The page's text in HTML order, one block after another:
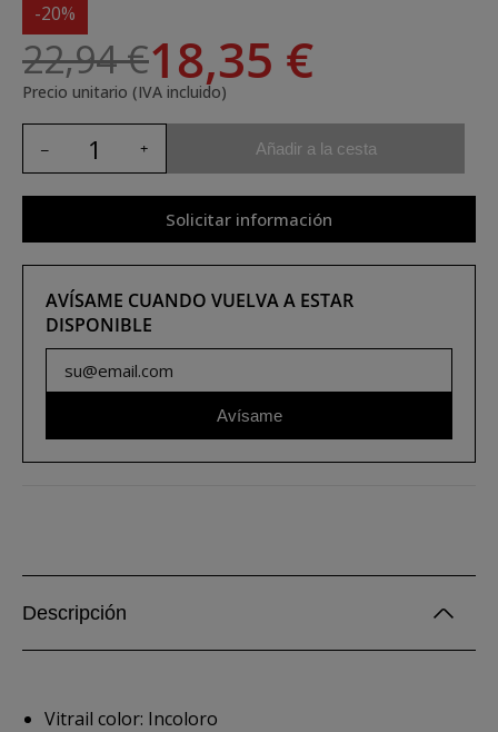
-20%
22,94 €18,35 €
Precio unitario (IVA incluido)
Añadir a la cesta
Solicitar información
AVÍSAME CUANDO VUELVA A ESTAR
DISPONIBLE
Avísame
Descripción
Vitrail color: Incoloro